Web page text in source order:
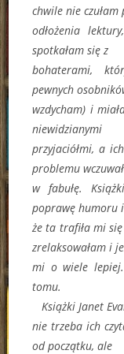
chwile nie czułam
odłożenia
spotkałam się z
bohaterami,
pewnych
wzdycham) i
niewidzianymi
przyjaciółmi, a
problemu
w fabułę.
poprawę humoru i
że ta trafiła mi
zrelaksowałam i
mi o wiele lepiej.
tomu.
Książki Janet
nie trzeba ich
od początku, ale